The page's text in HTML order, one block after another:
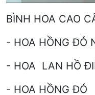
BÌNH HOA CAO
- HOA HỒNG ĐỎ
- HOA LAN HỒ
- HOA HỒNG ĐỎ